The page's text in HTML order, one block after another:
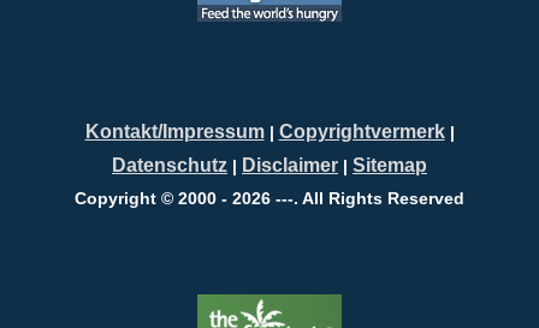
Kontakt/Impressum| Copyrightvermerk|
Datenschutz | Disclaimer | Sitemap
Copyright © 2000 - 2026 ---. All Rights Reserved